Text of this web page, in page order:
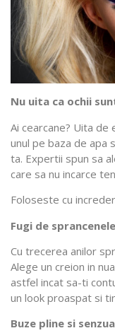
Nu uita ca ochii
Ai cearcane? Uita de
unul pe baza de apa
ta. Expertii spun sa
care sa nu incarce
Foloseste cu
Fugi de
Cu trecerea anilor
Alege un creion in
astfel incat sa-ti
un look proaspat si
Buze pline si